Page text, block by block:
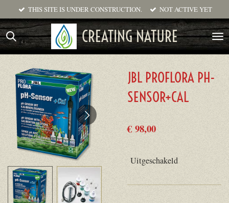
direct
naar
de
CREATING NATURE
THIS SITE IS UNDER CONSTRUCTION. NOT ACTIVE YET
JBL PROFLORA PH-
SENSOR+CAL
€ 98,00
Uitgeschakeld